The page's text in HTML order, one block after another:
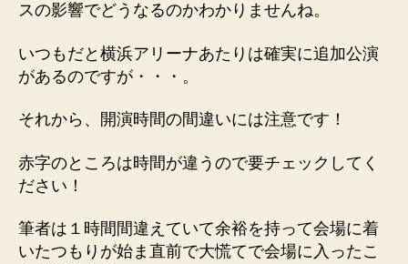
スの影響でどうなるのかわかりませんね。
いつもだと横浜アリーナあたりは確実に追加公演
があるのですが・・・。
それから、開演時間の間違いには注意です！
赤字のところは時間が違うので要チェック してく
ださい！
筆者は１時間間違えていて余裕を持って会場に着
いたつもりが始ま直前で大慌てで会場に入ったこ